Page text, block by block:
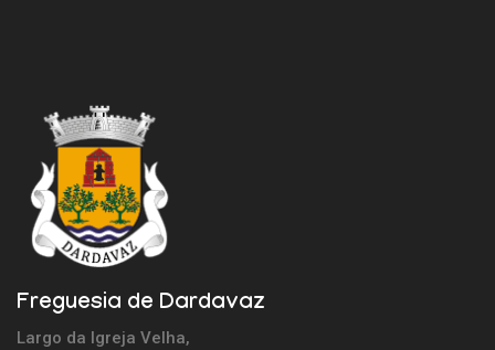
Freguesia de Dardavaz
Largo da Igreja Velha,